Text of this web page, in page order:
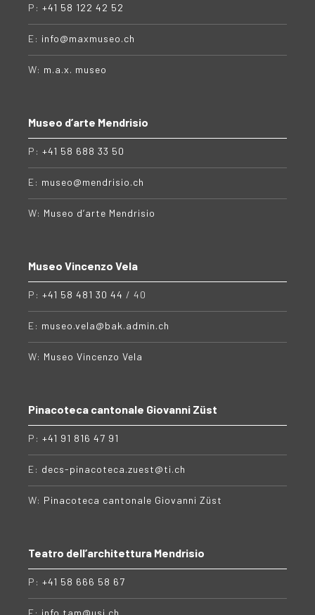
P: +41 58 122 42 52
E: info@maxmuseo.ch
W: m.a.x. museo
Museo d’arte Mendrisio
P: +41 58 688 33 50
E: museo@mendrisio.ch
W: Museo d’arte Mendrisio
Museo Vincenzo Vela
P: +41 58 481 30 44 / 40
E: museo.vela@bak.admin.ch
W: Museo Vincenzo Vela
Pinacoteca cantonale Giovanni Züst
P: +41 91 816 47 91
E: decs-pinacoteca.zuest@ti.ch
W: Pinacoteca cantonale Giovanni Züst
Teatro dell’architettura Mendrisio
P: +41 58 666 58 67
E: info.tam@usi.ch